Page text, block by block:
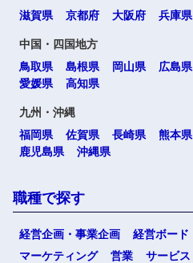
滋賀県
京都府 大阪府 兵庫県
中国・四国地方
鳥取県
島根県 岡山県 広島県
愛媛県
高知県
九州・沖縄
福岡県
佐賀県 長崎県 熊本県
鹿児島県
沖縄県
職種で探す
経営企画・事業企画 経営ボード
マーケティング
営業 サービス